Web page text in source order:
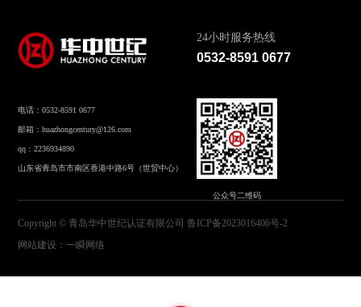
24小时服务热线
0532-8591 0677
电话：0532-8591 0677
邮箱：huazhongcentury@126.com
qq：2236934890
山东省青岛市市南区香港中路6号（世贸中心）
公众号二维码
Copyright © 青岛华中世纪认证有限公司鲁ICP备2023016406号-2
网站建设 ：一瞬网络